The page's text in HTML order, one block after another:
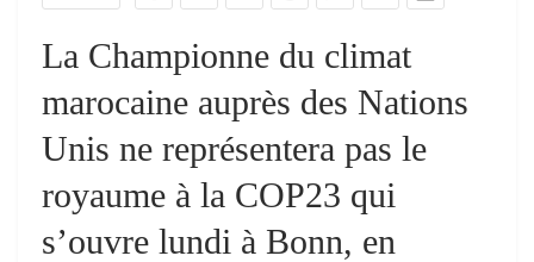
La Championne du climat
marocaine auprès des Nations
Unis ne représentera pas le
royaume à la COP23 qui
s’ouvre lundi à Bonn, en